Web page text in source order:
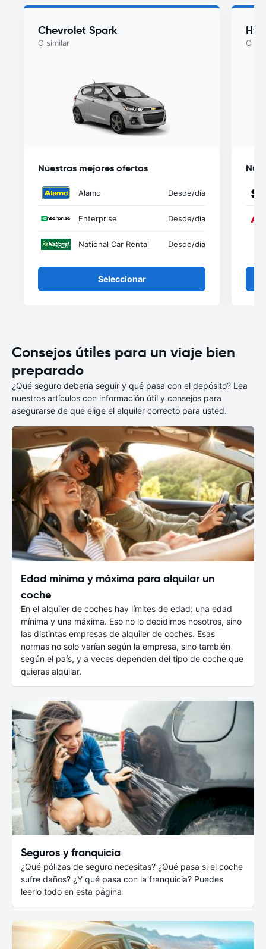
Chevrolet Spark
O similar
Nuestras mejores ofertas
Alamo Desde/día
Enterprise Desde/día
National Car Rental Desde/día
Seleccionar
O
Consejos útiles para un viaje bien
preparado
¿Qué seguro debería seguir y qué pasa con el depósito? Lea
nuestros artículos con información útil y consejos para
asegurarse de que elige el alquiler correcto para usted.
Edad mínima y máxima para alquilar un
coche
En el alquiler de coches hay límites de edad: una edad
mínima y una máxima. Eso no lo decidimos nosotros, sino
las distintas empresas de alquiler de coches. Esas
normas no solo varían según la empresa, sino también
según el país, y a veces dependen del tipo de coche que
quieras alquilar.
Seguros y franquicia
¿Qué pólizas de seguro necesitas? ¿Qué pasa si el coche
sufre daños? ¿Y qué pasa con la franquicia? Puedes
leerlo todo en esta página